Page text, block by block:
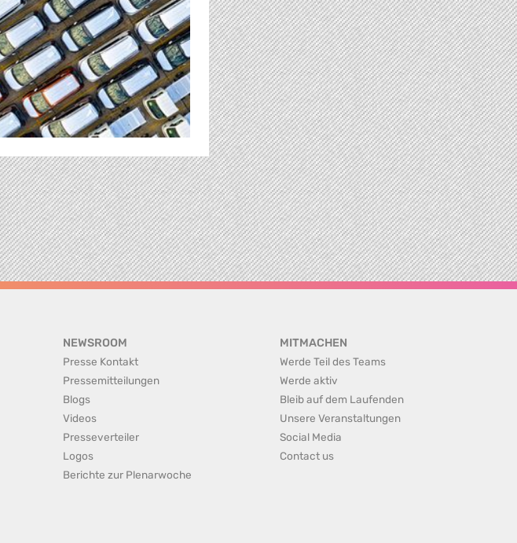
NEWSROOM
Presse Kontakt
Pressemitteilungen
Blogs
Videos
Presseverteiler
Logos
Berichte zur Plenarwoche
MITMACHEN
Werde Teil des Teams
Werde aktiv
Bleib auf dem Laufenden
Unsere Veranstaltungen
Social Media
Contact us